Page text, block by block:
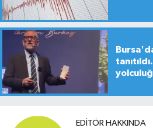
EDITÖR HAKKINDA